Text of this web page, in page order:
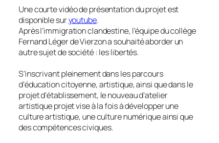
Une courte vidéo de présentation du projet est
disponible suryoutube.
Après l’immigration clandestine, l’équipe du collège
Fernand Léger de Vierzon a souhaité aborder un
autre sujet de société : les libertés.
S’inscrivant pleinement dans les parcours
d’éducation citoyenne, artistique, ainsi que dans le
projet d’établissement, le nouveau d’atelier
artistique projet vise à la fois à développer une
culture artistique, une culture numérique ainsi que
des compétences civiques.